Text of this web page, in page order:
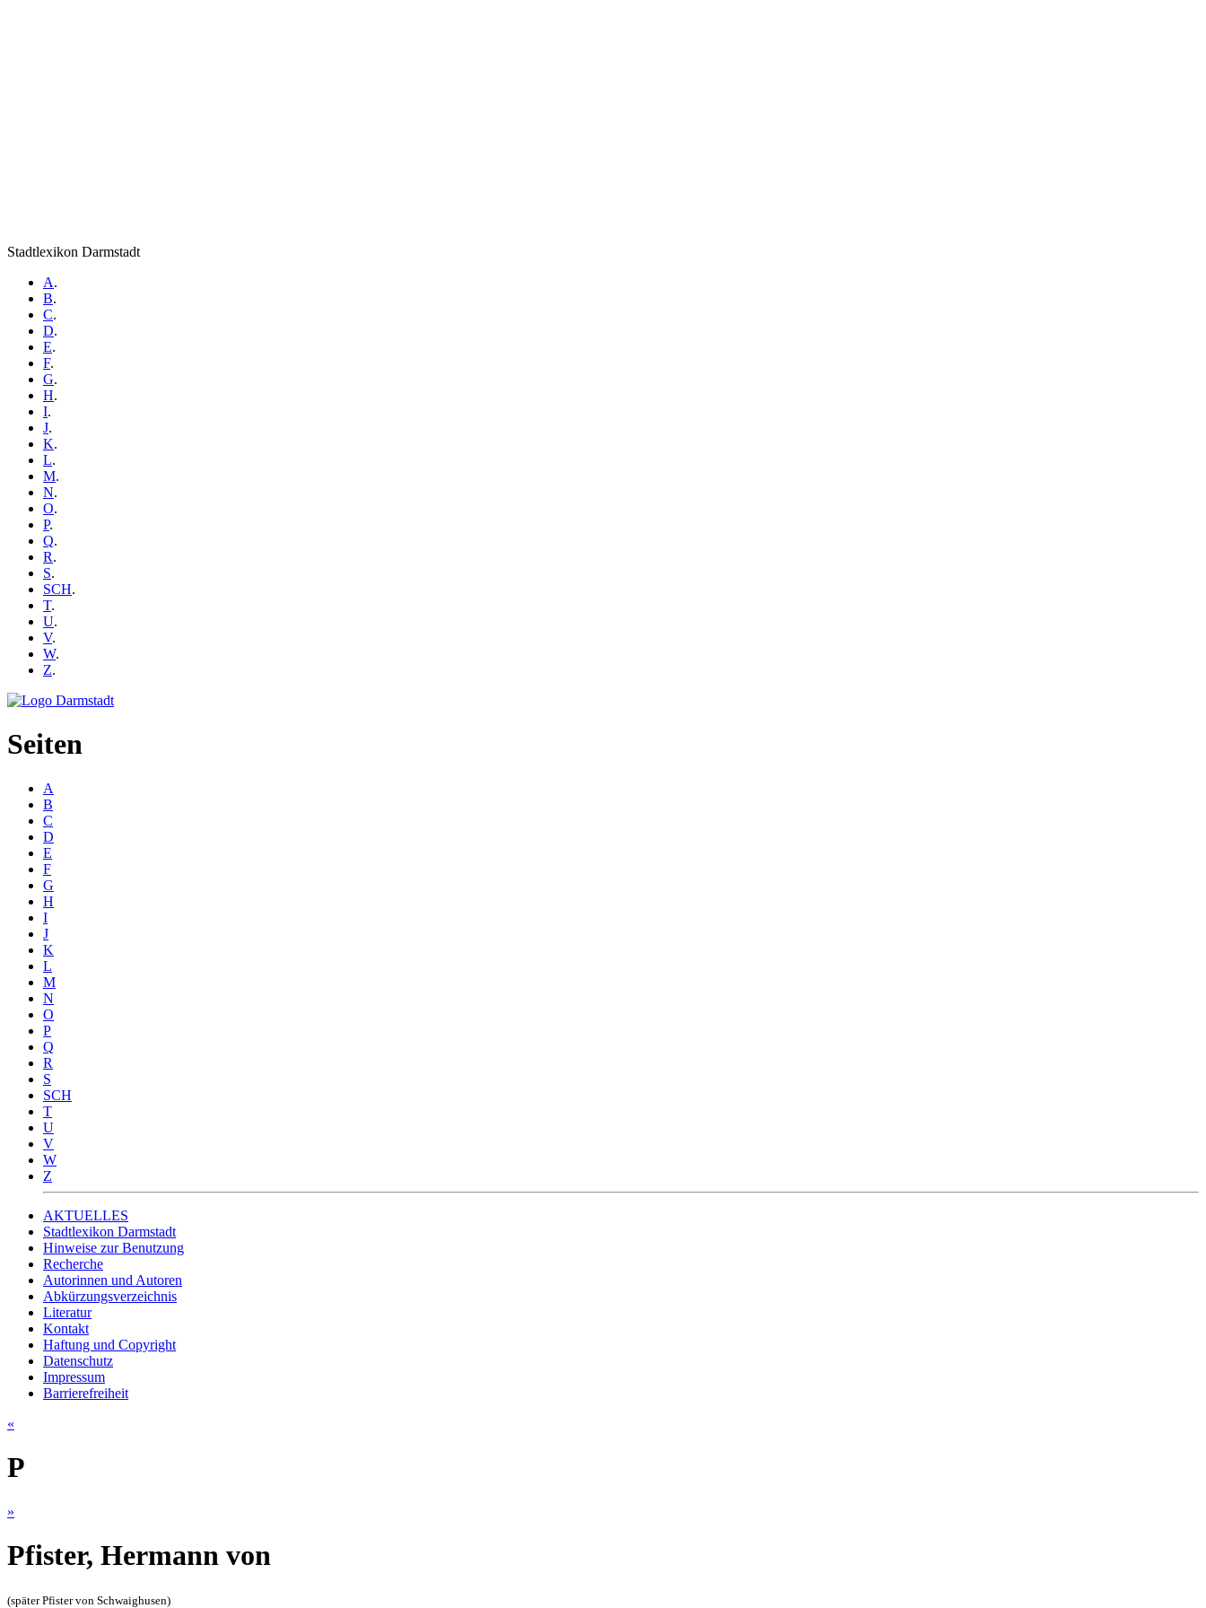
Stadtlexikon Darmstadt
A.
B.
C.
D.
E.
F.
G.
H.
I.
J.
K.
L.
M.
N.
O.
P.
Q.
R.
S.
SCH.
T.
U.
V.
W.
Z.
Seiten
A
B
C
D
E
F
G
H
I
J
K
L
M
N
O
P
Q
R
S
SCH
T
U
V
W
Z
AKTUELLES
Stadtlexikon Darmstadt
Hinweise zur Benutzung
Recherche
Autorinnen und Autoren
Abkürzungsverzeichnis
Literatur
Kontakt
Haftung und Copyright
Datenschutz
Impressum
Barrierefreiheit
«
P
»
Pfister, Hermann von
(späterPfister von Schwaighusen)